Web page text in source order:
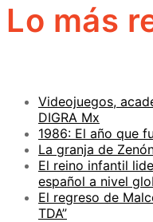
Lo más
Videojuegos,
DIGRA Mx
1986: El año que
La granja de
El reino infantil
español a nivel
El regreso de
TDA”